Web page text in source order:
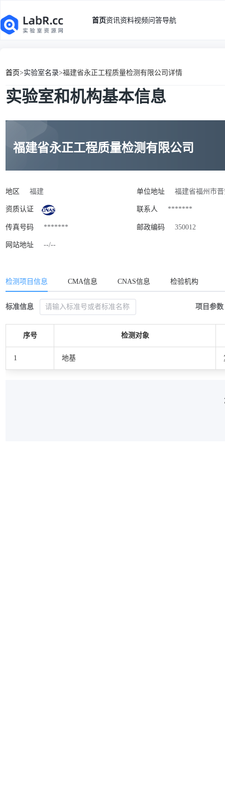
首页资讯资料视频问答导航
首页>实验室名录>福建省永正工程质量检测有限公司详情
实验室和机构基本信息
福建省永正工程质量检测有限公司
地区 福建 单位地址 福建省福州市
资质认证 联系人 *******
传真号码 ******* 邮政编码 350012
网站地址 --/--
检测项目信息 CMA信息 CNAS信息 检验机构
标准信息 项目参数
序号 检测对象
1 地基